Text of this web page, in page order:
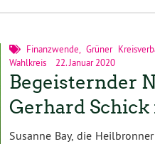
Finanzwende Grüner
Wahlkreis
22. Januar 2020
Begeisternder
Gerhard
Susanne Bay, die